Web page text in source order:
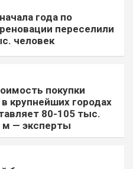
года по
переселили
человек
покупки
крупнейших городах
80-105 тыс.
м — эксперты